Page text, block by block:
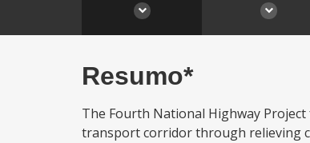
Resumo*
The Fourth National Highway
transport corridor through relieving